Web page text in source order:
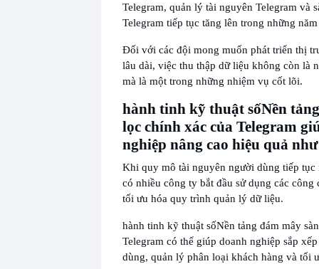
Telegram, quản lý tài nguyên Telegram và
Telegram tiếp tục tăng lên trong những
Đối với các đội mong muốn phát triển thị
lâu dài, việc thu thập dữ liệu không còn là
mà là một trong những nhiệm vụ cốt lõi.
hành tinh kỹ thuật sốNền
lọc chính xác của Telegram
nghiệp nâng cao hiệu quả
Khi quy mô tài nguyên người dùng tiếp tục
có nhiều công ty bắt đầu sử dụng các công
tối ưu hóa quy trình quản lý dữ liệu.
hành tinh kỹ thuật sốNền tảng đám mây
Telegram có thể giúp doanh nghiệp sắp
dùng, quản lý phân loại khách hàng và tối